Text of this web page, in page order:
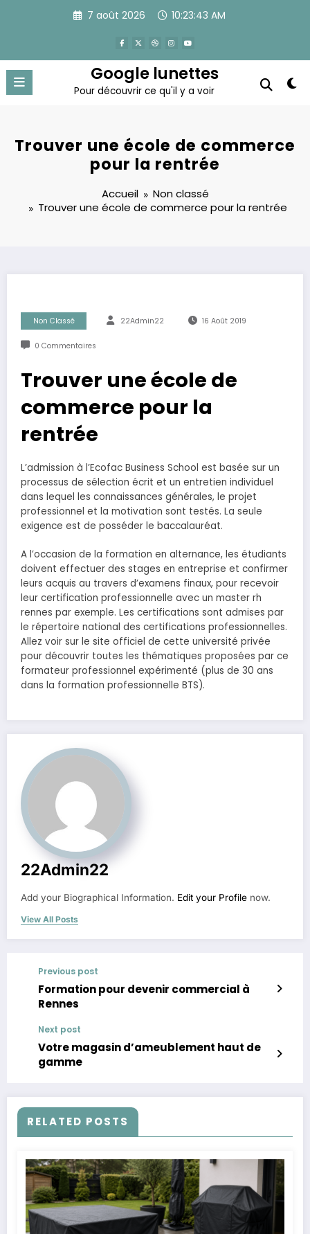
7 août 2026 10:23:44 AM
Google lunettes
Pour découvrir ce qu'il y a voir
Trouver une école de commerce
pour la rentrée
Accueil
Non classé
Trouver une école de commerce pour la rentrée
Non Classé 22Admin22 16 Août 2019
0 Commentaires
Trouver une école de
commerce pour la
rentrée
L’admission à l’Ecofac Business School est basée sur un
processus de sélection écrit et un entretien individuel
dans lequel les connaissances générales, le projet
professionnel et la motivation sont testés. La seule
exigence est de posséder le baccalauréat.
A l’occasion de la formation en alternance, les étudiants
doivent effectuer des stages en entreprise et confirmer
leurs acquis au travers d’examens finaux, pour recevoir
leur certification professionnelle avec un master rh
rennes par exemple. Les certifications sont admises par
le répertoire national des certifications professionnelles.
Allez voir sur le site officiel de cette université privée
pour découvrir toutes les thématiques proposées par ce
formateur professionnel expérimenté (plus de 30 ans
dans la formation professionnelle BTS).
22Admin22
Add your Biographical Information. Edit your Profile now.
View All Posts
Previous post
Formation pour devenir commercial à
Rennes
Next post
Votre magasin d’ameublement haut de
gamme
RELATED POSTS